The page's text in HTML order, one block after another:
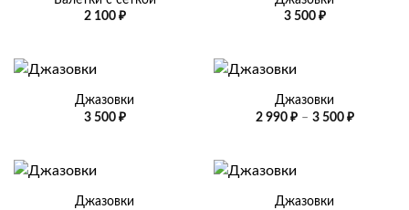
2 100 ₽
3 500 ₽
Джазовки
3 500 ₽
Джазовки
2 990 ₽ – 3 500 ₽
Джазовки
Джазовки